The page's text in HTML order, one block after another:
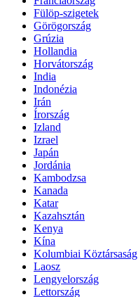
Fülöp-szigetek
Görögország
Grúzia
Hollandia
Horvátország
India
Indonézia
Irán
Írország
Izland
Izrael
Japán
Jordánia
Kambodzsa
Kanada
Katar
Kazahsztán
Kenya
Kína
Kolumbiai Köztársaság
Laosz
Lengyelország
Lettország